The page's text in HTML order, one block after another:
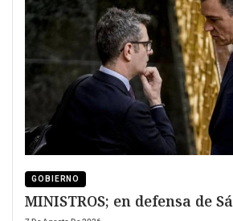
GOBIERNO
MINISTROS; en defensa de